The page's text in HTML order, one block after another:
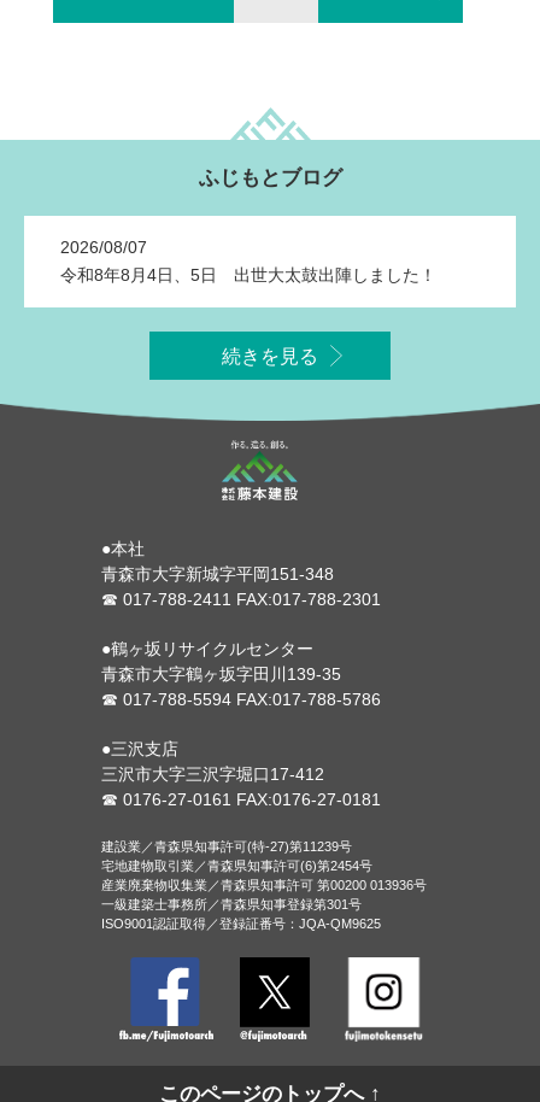
ふじもとブログ
2026/08/07
令和8年8月4日、5日 出世大太鼓出陣しました！
続きを見る
●本社
青森市大字新城字平岡151-348
☎ 017-788-2411 FAX:017-788-2301
●鶴ヶ坂リサイクルセンター
青森市大字鶴ヶ坂字田川139-35
☎ 017-788-5594 FAX:017-788-5786
●三沢支店
三沢市大字三沢字堀口17-412
☎ 0176-27-0161 FAX:0176-27-0181
建設業／青森県知事許可(特-27)第11239号
宅地建物取引業／青森県知事許可(6)第2454号
産業廃棄物収集業／青森県知事許可 第00200 013936号
一級建築士事務所／青森県知事登録第301号
ISO9001認証取得／登録証番号：JQA-QM9625
FacebookTwitter
このページのトップへ ↑